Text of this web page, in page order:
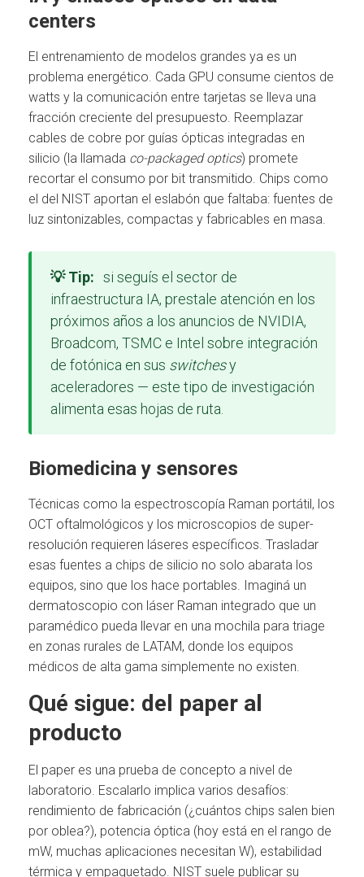
centers
El entrenamiento de modelos grandes ya es un
problema energético. Cada GPU consume cientos de
watts y la comunicación entre tarjetas se lleva una
fracción creciente del presupuesto. Reemplazar
cables de cobre por guías ópticas integradas en
silicio (la llamada co-packaged optics) promete
recortar el consumo por bit transmitido. Chips como
el del NIST aportan el eslabón que faltaba: fuentes de
luz sintonizables, compactas y fabricables en masa.
💡 Tip: si seguís el sector de
infraestructura IA, prestale atención en los
próximos años a los anuncios de NVIDIA,
Broadcom, TSMC e Intel sobre integración
de fotónica en sus switchesy
aceleradores — este tipo de investigación
alimenta esas hojas de ruta.
Biomedicina y sensores
Técnicas como la espectroscopía Raman portátil, los
OCT oftalmológicos y los microscopios de super-
resolución requieren láseres específicos. Trasladar
esas fuentes a chips de silicio no solo abarata los
equipos, sino que los hace portables. Imaginá un
dermatoscopio con láser Raman integrado que un
paramédico pueda llevar en una mochila para triage
en zonas rurales de LATAM, donde los equipos
médicos de alta gama simplemente no existen.
Qué sigue: del paper al
producto
El paper es una prueba de concepto a nivel de
laboratorio. Escalarlo implica varios desafíos:
rendimiento de fabricación (¿cuántos chips salen bien
por oblea?), potencia óptica (hoy está en el rango de
mW, muchas aplicaciones necesitan W), estabilidad
térmica y empaquetado. NIST suele publicar su